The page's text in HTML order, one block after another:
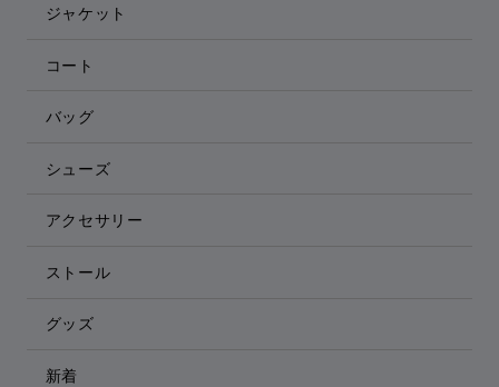
ジャケット
コート
バッグ
シューズ
アクセサリー
ストール
グッズ
新着